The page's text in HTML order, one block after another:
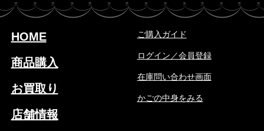
HOME
商品購入
お買取り
店舗情報
ご購入ガイド
ログイン／会員登録
在庫問い合わせ画面
かごの中身をみる